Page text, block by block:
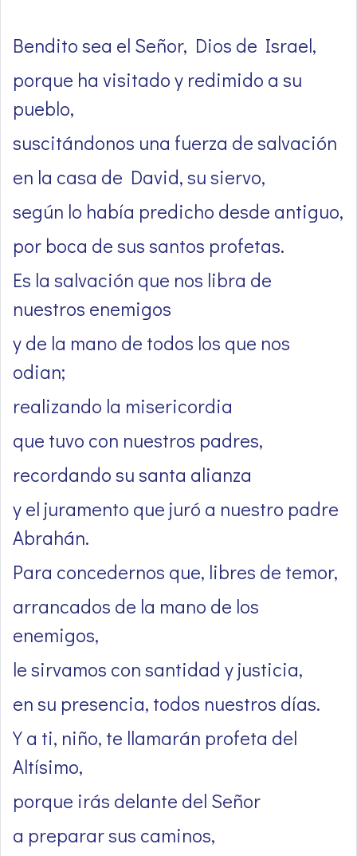
Bendito sea el Señor, Dios de Israel,
porque ha visitado y redimido a su
pueblo,
suscitándonos una fuerza de salvación
en la casa de David, su siervo,
según lo había predicho desde antiguo,
por boca de sus santos profetas.
Es la salvación que nos libra de
nuestros enemigos
y de la mano de todos los que nos
odian;
realizando la misericordia
que tuvo con nuestros padres,
recordando su santa alianza
y el juramento que juró a nuestro padre
Abrahán.
Para concedernos que, libres de temor,
arrancados de la mano de los
enemigos,
le sirvamos con santidad y justicia,
en su presencia, todos nuestros días.
Y a ti, niño, te llamarán profeta del
Altísimo,
porque irás delante del Señor
a preparar sus caminos,